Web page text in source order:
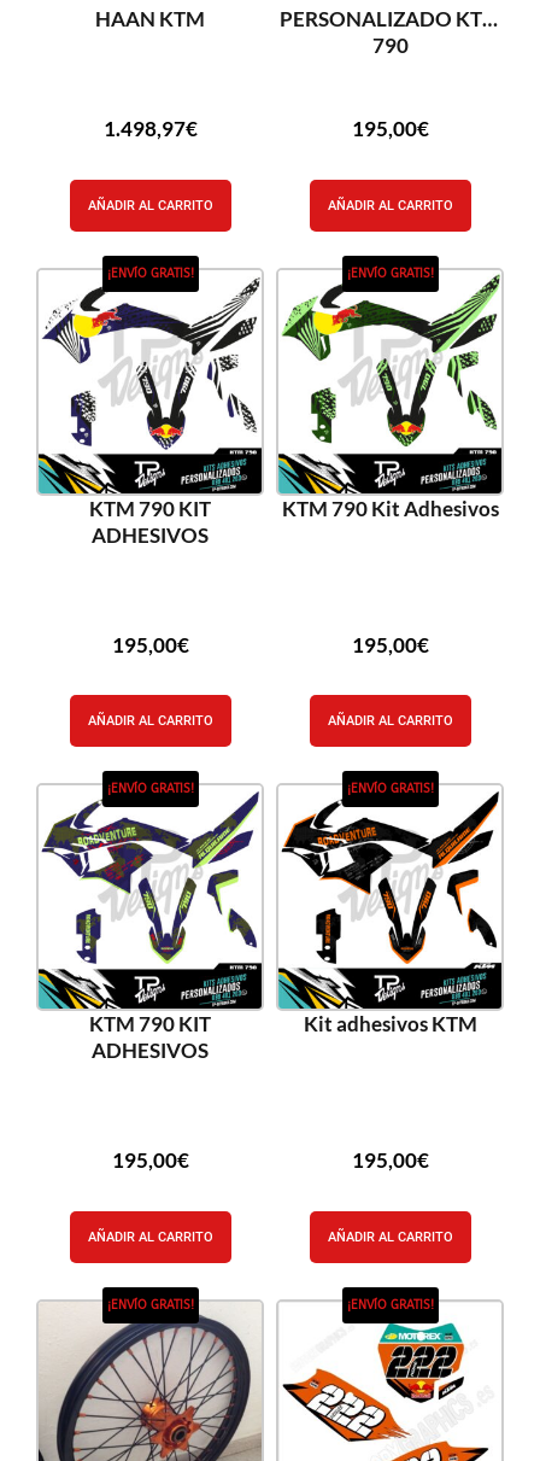
HAAN KTM
1.498,97€
AÑADIR AL CARRITO
PERSONALIZADO KTM
790
195,00€
AÑADIR AL CARRITO
¡ENVÍO GRATIS!
KTM 790 KIT
ADHESIVOS
195,00€
AÑADIR AL CARRITO
¡ENVÍO GRATIS!
KTM 790 Kit Adhesivos
195,00€
AÑADIR AL CARRITO
¡ENVÍO GRATIS!
KTM 790 KIT
ADHESIVOS
195,00€
AÑADIR AL CARRITO
¡ENVÍO GRATIS!
Kit adhesivos KTM
195,00€
AÑADIR AL CARRITO
¡ENVÍO GRATIS! ¡ENVÍO GRATIS!